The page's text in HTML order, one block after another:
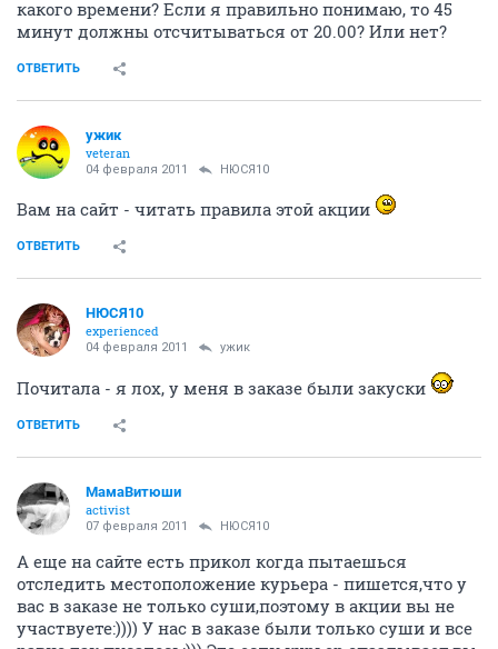
какого времени? Если я правильно понимаю, то 45
минут должны отсчитываться от 20.00? Или нет?
ОТВЕТИТЬ
ужик
veteran
04 февраля 2011 НЮСЯ10
Вам на сайт - читать правила этой акции
ОТВЕТИТЬ
НЮСЯ10
experienced
04 февраля 2011 ужик
Почитала - я лох, у меня в заказе были закуски
ОТВЕТИТЬ
МамаВитюши
activist
07 февраля 2011 НЮСЯ10
А еще на сайте есть прикол когда пытаешься
отследить местоположение курьера - пишется,что у
вас в заказе не только суши,поэтому в акции вы не
участвуете:)))) У нас в заказе были только суши и все